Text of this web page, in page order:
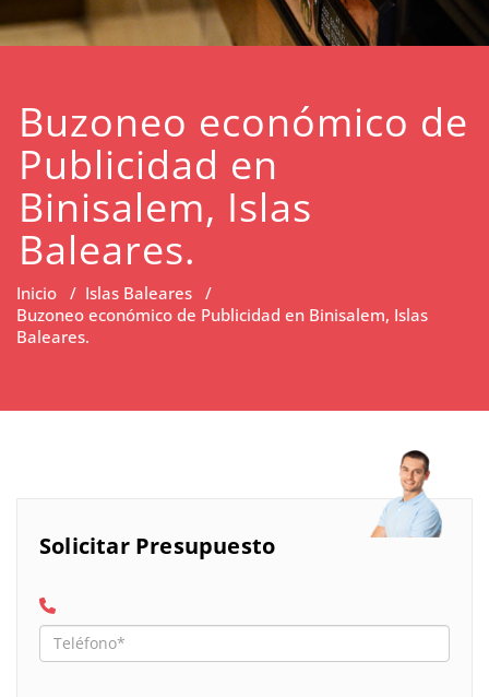
Buzoneo económico de
Publicidad en
Binisalem, Islas
Baleares.
Inicio / Islas Baleares /
Buzoneo económico de Publicidad en Binisalem, Islas
Baleares.
Solicitar Presupuesto